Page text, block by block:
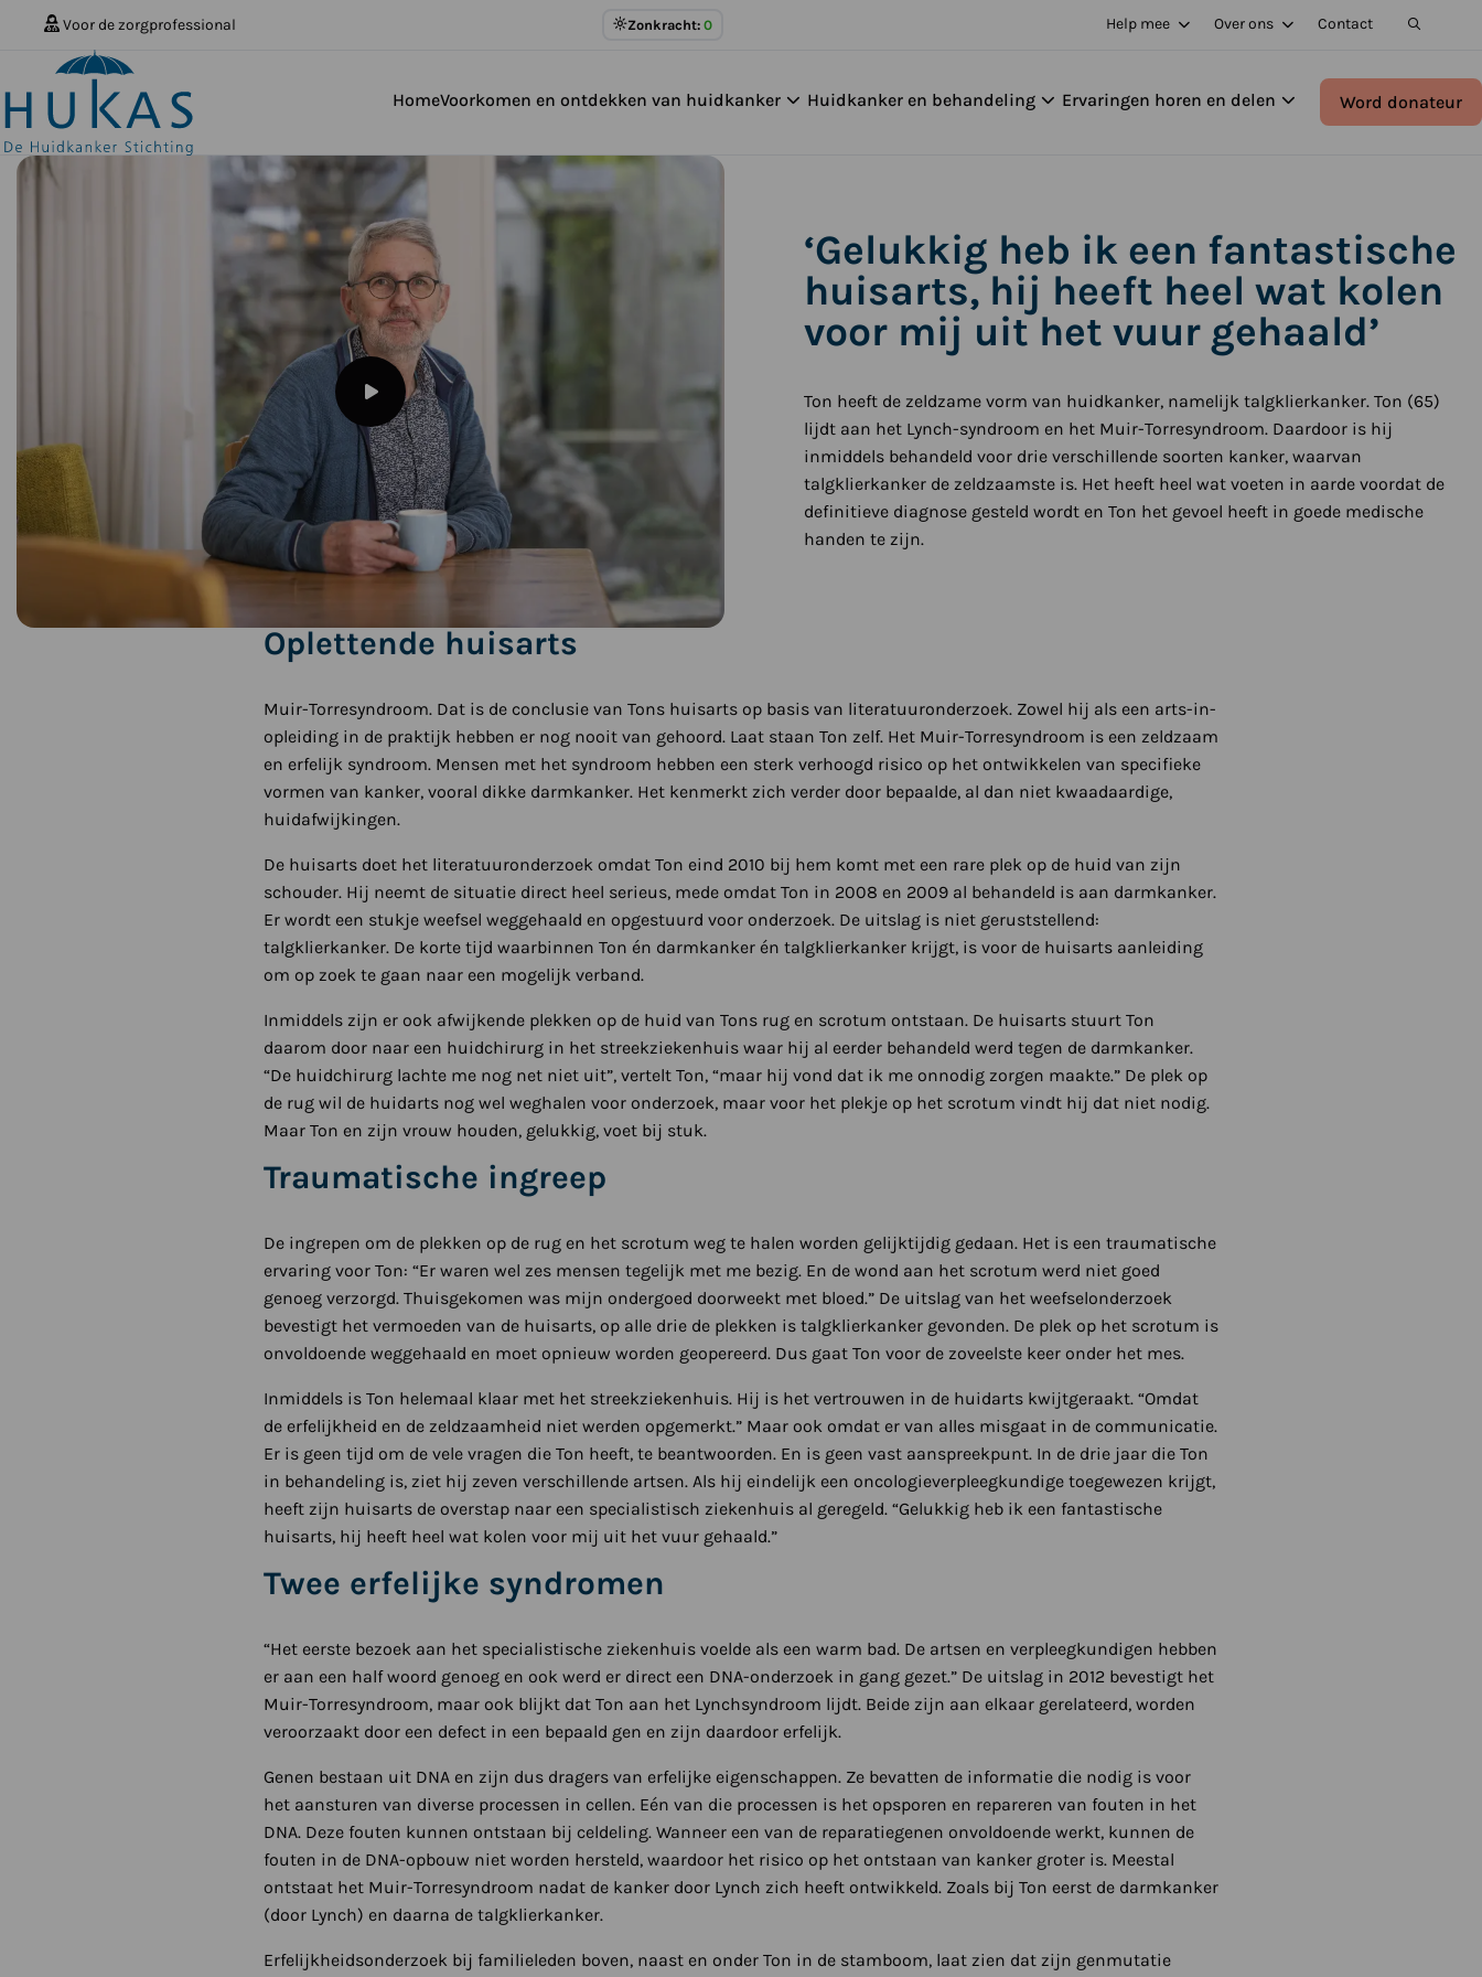
Voor de zorgprofessional Zonkracht: 0
Index
Help mee Over ons Contact
HomeVoorkomen en ontdekken van huidkanker Huidkanker en behandeling Ervaringen horen en delen Word donateur
‘Gelukkig heb ik een fantastische
huisarts, hij heeft heel wat kolen
voor mij uit het vuur gehaald’
Ton heeft de zeldzame vorm van huidkanker, namelijk talgklierkanker. Ton (65)
lijdt aan het Lynch-syndroom en het Muir-Torresyndroom. Daardoor is hij
inmiddels behandeld voor drie verschillende soorten kanker, waarvan
talgklierkanker de zeldzaamste is. Het heeft heel wat voeten in aarde voordat de
definitieve diagnose gesteld wordt en Ton het gevoel heeft in goede medische
handen te zijn.
Speel
video
Oplettende huisarts
Muir-Torresyndroom. Dat is de conclusie van Tons huisarts op basis van literatuuronderzoek. Zowel hij als een arts-in-
opleiding in de praktijk hebben er nog nooit van gehoord. Laat staan Ton zelf. Het Muir-Torresyndroom is een zeldzaam
en erfelijk syndroom. Mensen met het syndroom hebben een sterk verhoogd risico op het ontwikkelen van specifieke
vormen van kanker, vooral dikke darmkanker. Het kenmerkt zich verder door bepaalde, al dan niet kwaadaardige,
huidafwijkingen.
De huisarts doet het literatuuronderzoek omdat Ton eind 2010 bij hem komt met een rare plek op de huid van zijn
schouder. Hij neemt de situatie direct heel serieus, mede omdat Ton in 2008 en 2009 al behandeld is aan darmkanker.
Er wordt een stukje weefsel weggehaald en opgestuurd voor onderzoek. De uitslag is niet geruststellend:
talgklierkanker. De korte tijd waarbinnen Ton én darmkanker én talgklierkanker krijgt, is voor de huisarts aanleiding
om op zoek te gaan naar een mogelijk verband.
Inmiddels zijn er ook afwijkende plekken op de huid van Tons rug en scrotum ontstaan. De huisarts stuurt Ton
daarom door naar een huidchirurg in het streekziekenhuis waar hij al eerder behandeld werd tegen de darmkanker.
“De huidchirurg lachte me nog net niet uit”, vertelt Ton, “maar hij vond dat ik me onnodig zorgen maakte.” De plek op
de rug wil de huidarts nog wel weghalen voor onderzoek, maar voor het plekje op het scrotum vindt hij dat niet nodig.
Maar Ton en zijn vrouw houden, gelukkig, voet bij stuk.
Traumatische ingreep
De ingrepen om de plekken op de rug en het scrotum weg te halen worden gelijktijdig gedaan. Het is een traumatische
ervaring voor Ton: “Er waren wel zes mensen tegelijk met me bezig. En de wond aan het scrotum werd niet goed
genoeg verzorgd. Thuisgekomen was mijn ondergoed doorweekt met bloed.” De uitslag van het weefselonderzoek
bevestigt het vermoeden van de huisarts, op alle drie de plekken is talgklierkanker gevonden. De plek op het scrotum is
onvoldoende weggehaald en moet opnieuw worden geopereerd. Dus gaat Ton voor de zoveelste keer onder het mes.
Inmiddels is Ton helemaal klaar met het streekziekenhuis. Hij is het vertrouwen in de huidarts kwijtgeraakt. “Omdat
de erfelijkheid en de zeldzaamheid niet werden opgemerkt.” Maar ook omdat er van alles misgaat in de communicatie.
Er is geen tijd om de vele vragen die Ton heeft, te beantwoorden. En is geen vast aanspreekpunt. In de drie jaar die Ton
in behandeling is, ziet hij zeven verschillende artsen. Als hij eindelijk een oncologieverpleegkundige toegewezen krijgt,
heeft zijn huisarts de overstap naar een specialistisch ziekenhuis al geregeld. “Gelukkig heb ik een fantastische
huisarts, hij heeft heel wat kolen voor mij uit het vuur gehaald.”
Twee erfelijke syndromen
“Het eerste bezoek aan het specialistische ziekenhuis voelde als een warm bad. De artsen en verpleegkundigen hebben
er aan een half woord genoeg en ook werd er direct een DNA-onderzoek in gang gezet.” De uitslag in 2012 bevestigt het
Muir-Torresyndroom, maar ook blijkt dat Ton aan het Lynchsyndroom lijdt. Beide zijn aan elkaar gerelateerd, worden
veroorzaakt door een defect in een bepaald gen en zijn daardoor erfelijk.
Genen bestaan uit DNA en zijn dus dragers van erfelijke eigenschappen. Ze bevatten de informatie die nodig is voor
het aansturen van diverse processen in cellen. Eén van die processen is het opsporen en repareren van fouten in het
DNA. Deze fouten kunnen ontstaan bij celdeling. Wanneer een van de reparatiegenen onvoldoende werkt, kunnen de
fouten in de DNA-opbouw niet worden hersteld, waardoor het risico op het ontstaan van kanker groter is. Meestal
ontstaat het Muir-Torresyndroom nadat de kanker door Lynch zich heeft ontwikkeld. Zoals bij Ton eerst de darmkanker
(door Lynch) en daarna de talgklierkanker.
Erfelijkheidsonderzoek bij familieleden boven, naast en onder Ton in de stamboom, laat zien dat zijn genmutatie